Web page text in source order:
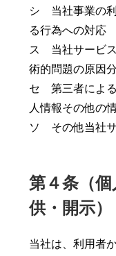
シ 当社事業の
る行為への対応
ス 当社サービ
術的問題の原因
セ 第三者による
人情報その他の
ソ その他当社
第４条（
供・開示）
当社は、利用者